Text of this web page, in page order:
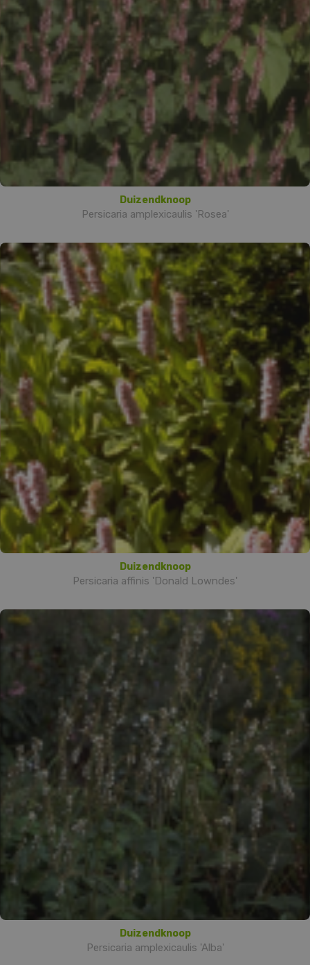
Duizendknoop
Persicaria amplexicaulis 'Rosea'
Duizendknoop
Persicaria affinis 'Donald Lowndes'
Duizendknoop
Persicaria amplexicaulis 'Alba'